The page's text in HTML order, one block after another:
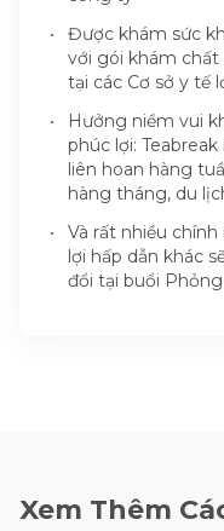
Được khám sức
với gói khám chất
tại các Cơ sở y tế
Hưởng niềm vui
phúc lợi:
liên hoan hàng
hàng tháng, du
Và rất nhiều chính
lợi hấp dẫn khác
đổi tại buổi
Xem Thêm